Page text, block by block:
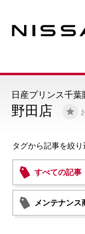
野田店
日産プリンス千
タグから記事を絞り
すべての記事
メンテナンス